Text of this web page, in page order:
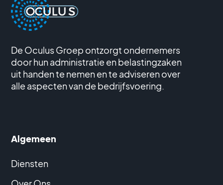
De Oculus Groep ontzorgt ondernemers
door hun administratie en belastingzaken
uit handen te nemen en te adviseren over
alle aspecten van de bedrijfsvoering.
Algemeen
Diensten